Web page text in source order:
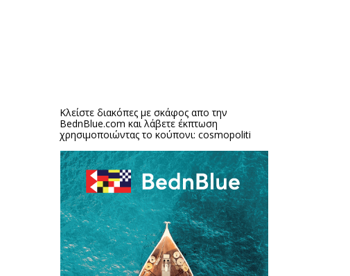
Κλείστε διακόπες με σκάφος απο την
BednBlue.com και λάβετε έκπτωση
χρησιμοποιώντας το κούπονι: cosmopoliti